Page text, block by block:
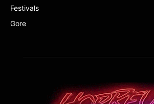
Festivals
Gore